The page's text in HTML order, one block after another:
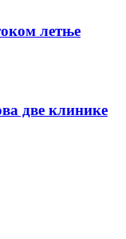
летње
две клинике